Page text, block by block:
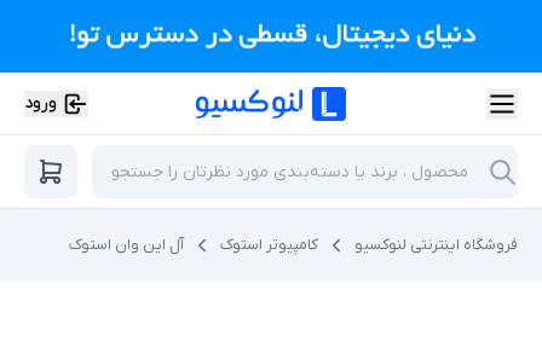
ورود
فروشگاه اینترنتی لنوکسیو کامپیوتر استوک آل این وان استوک